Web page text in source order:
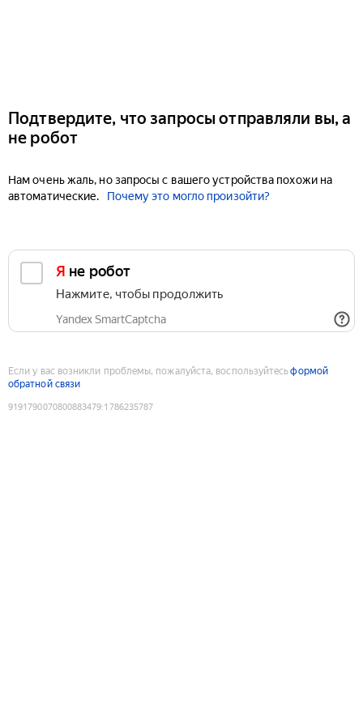
Подтвердите, что запросы отправляли вы, а
не робот
Нам очень жаль, но запросы с вашего устройства похожи на
автоматические.
Почему это могло произойти?
Я не робот
Нажмите, чтобы продолжить
Yandex SmartCaptcha
Если у вас возникли проблемы, пожалуйста, воспользуйтесьформой
обратной связи
9191790070800883479:1786235787